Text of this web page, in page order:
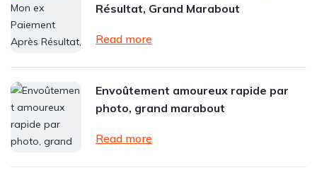
Résultat, Grand Marabout
Read more
Envoûtement amoureux rapide par
photo, grand marabout
Read more